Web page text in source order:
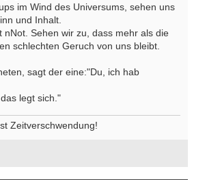
im Wind des Universums, sehen uns
und Inhalt.
nNot. Sehen wir zu, dass mehr als die
schlechten Geruch von uns bleibt.
sagt der eine:"Du, ich hab
legt sich."
Zeitverschwendung!